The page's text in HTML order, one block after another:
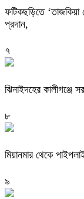
ফটিকছড়িতে
প্রদান,
৭
ঝিনাইদহের কালীগঞ্জে
৮
মিয়ানমার থেকে
৯